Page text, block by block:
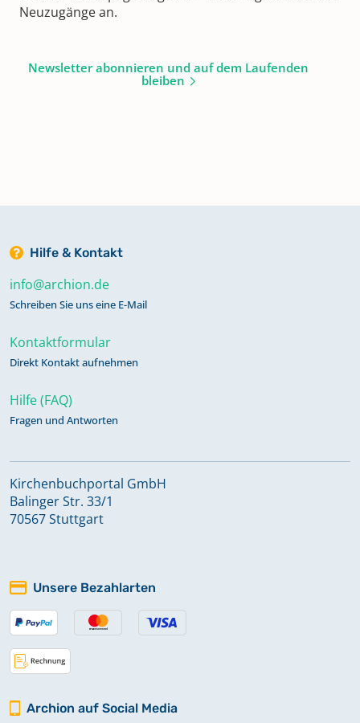
Neuzugänge an.
Newsletter abonnieren und auf dem Laufenden
bleiben
Hilfe & Kontakt
info@archion.de
Schreiben Sie uns eine E-Mail
Kontaktformular
Direkt Kontakt aufnehmen
Hilfe (FAQ)
Fragen und Antworten
Kirchenbuchportal GmbH
Balinger Str. 33/1
70567 Stuttgart
Unsere Bezahlarten
Archion auf Social Media